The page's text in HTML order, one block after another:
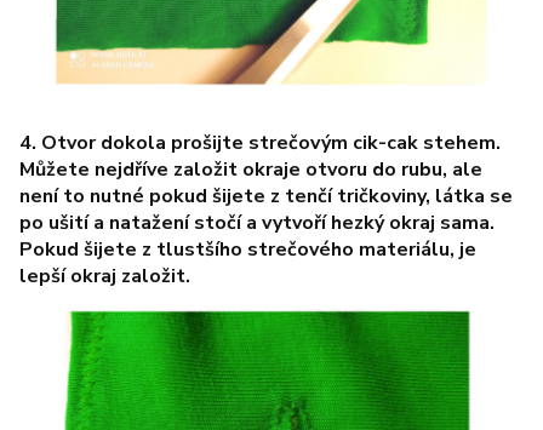
4. Otvor dokola prošijte strečovým cik-cak stehem.
Můžete nejdříve založit okraje otvoru do rubu, ale
není to nutné pokud šijete z tenčí tričkoviny, látka se
po ušití a natažení stočí a vytvoří hezký okraj sama.
Pokud šijete z tlustšího strečového materiálu, je
lepší okraj založit.